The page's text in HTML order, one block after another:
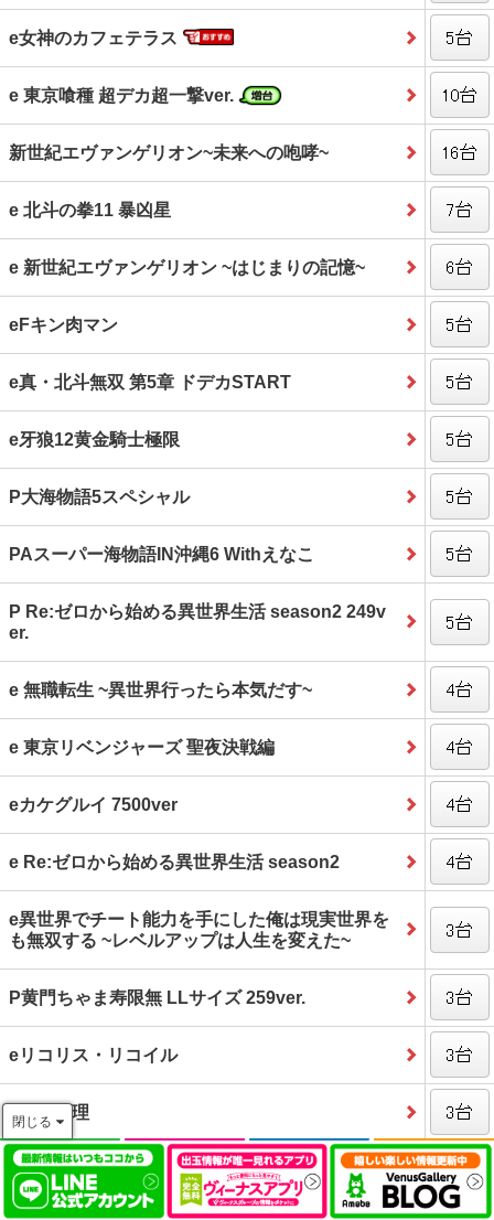
e女神のカフェテラス
e 東京喰種 超デカ超一撃ver.
新世紀エヴァンゲリオン~未来への咆哮~
e 北斗の拳11 暴凶星
e 新世紀エヴァンゲリオン ~はじまりの記憶~
eFキン肉マン
e真・北斗無双 第5章 ドデカSTART
e牙狼12黄金騎士極限
P大海物語5スペシャル
PAスーパー海物語IN沖縄6 Withえなこ
P Re:ゼロから始める異世界生活 season2 249v
er.
e 無職転生 ~異世界行ったら本気だす~
e 東京リベンジャーズ 聖夜決戦編
eカケグルイ 7500ver
e Re:ゼロから始める異世界生活 season2
e異世界でチート能力を手にした俺は現実世界を
も無双する ~レベルアップは人生を変えた~
P黄門ちゃま寿限無 LLサイズ 259ver.
eリコリス・リコイル
e虚構推理
eF デッドマウント・デスプレイ 魂神9000
閉じる